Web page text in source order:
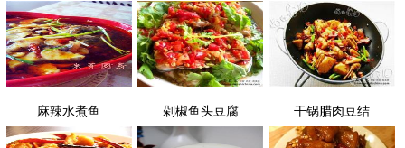
麻辣水煮鱼 剁椒鱼头豆腐 干锅腊肉豆结